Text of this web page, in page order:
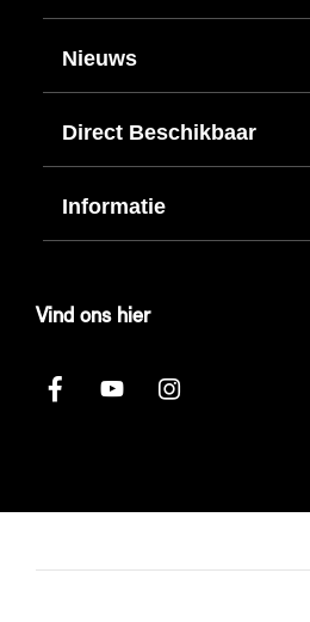
Nieuws
Direct Beschikbaar
Informatie
Vind ons hier